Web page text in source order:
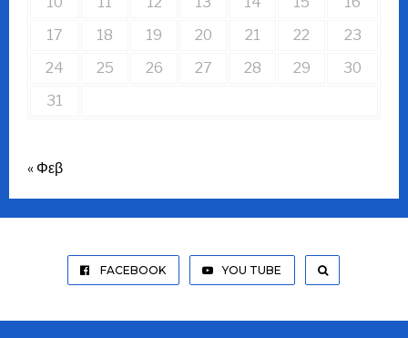
17
18 19 20 21 22
23
24
25 26 27 28 29
30
31
« Φεβ
FACEBOOK YOU TUBE